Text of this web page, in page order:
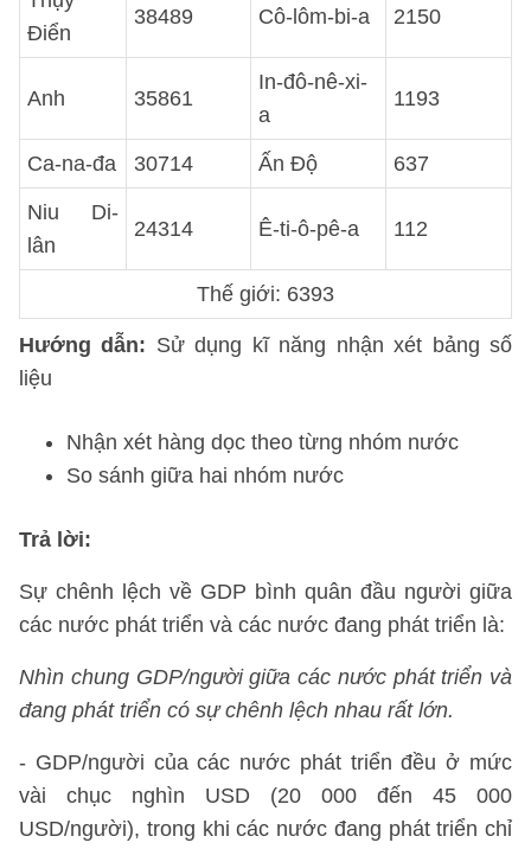
Điển
38489 Cô-lôm-bi-a 2150
Anh 35861
In-đô-nê-xi-
a
1193
Ca-na-đa 30714 Ấn Độ 637
Niu Di-
lân
24314 Ê-ti-ô-pê-a 112
Thế giới: 6393
Hướng dẫn: Sử dụng kĩ năng nhận xét bảng số
liệu
Nhận xét hàng dọc theo từng nhóm nước
So sánh giữa hai nhóm nước
Trả lời:
Sự chênh lệch về GDP bình quân đầu người giữa
các nước phát triển và các nước đang phát triển là:
Nhìn chung GDP/người giữa các nước phát triển và
đang phát triển có sự chênh lệch nhau rất lớn.
- GDP/người của các nước phát triển đều ở mức
vài chục nghìn USD (20 000 đến 45 000
USD/người), trong khi các nước đang phát triển chỉ